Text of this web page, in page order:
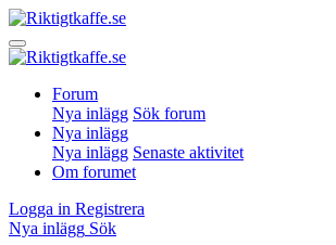
Forum
Nya inlägg Sök forum
Nya inlägg
Nya inlägg Senaste aktivitet
Om forumet
Logga in Registrera
Nya inlägg Sök